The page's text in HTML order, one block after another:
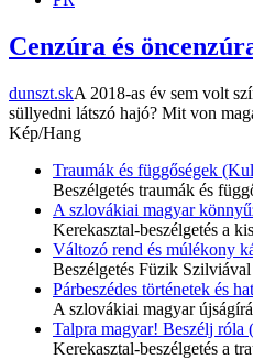
Cenzúra és
dunszt.skA 2018-as év sem volt
süllyedni látszó hajó? Mit von
Kép/Hang
Traumák és függőségek
Beszélgetés traumák és
A szlovákiai magyar
Kerekasztal-beszélgetés a
Változó rend és múlékony
Beszélgetés Füzik
Párbeszédes történetek és
A szlovákiai magyar
Talpra magyar! Beszélj
Kerekasztal-beszélgetés a